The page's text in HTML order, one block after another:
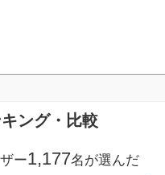
ング・比較
ー1,177名が選んだ